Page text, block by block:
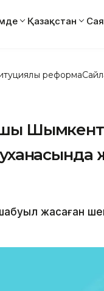
Қазақстан
реформа
Шымкент
жасаған